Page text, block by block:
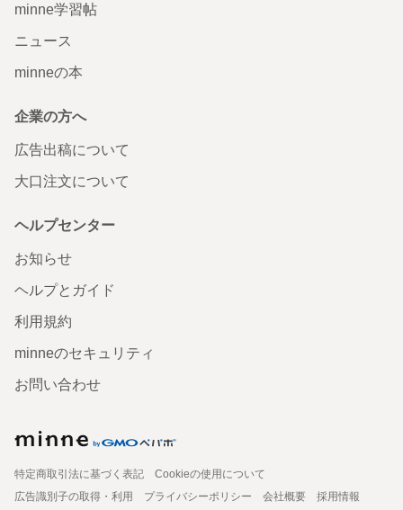
minne学習帖
ニュース
minneの本
企業の方へ
広告出稿について
大口注文について
ヘルプセンター
お知らせ
ヘルプとガイド
利用規約
minneのセキュリティ
お問い合わせ
特定商取引法に基づく表記
Cookieの使用について
広告識別子の取得・利用
プライバシーポリシー 会社概要
採用情報